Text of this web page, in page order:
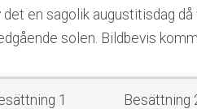
en sagolik augustitisdag
solen. Bildbevis
1 Besättning